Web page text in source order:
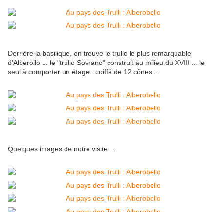
Derrière la basilique, on trouve le trullo le plus remarquable
d'Alberollo ... le "trullo Sovrano" construit au milieu du XVIII ... le
seul à comporter un étage...coiffé de 12 cônes ...
Quelques images de notre visite ...